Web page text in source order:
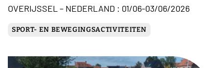
OVERIJSSEL – NEDERLAND : 01/06-03/06/2026
SPORT- EN BEWEGINGSACTIVITEITEN